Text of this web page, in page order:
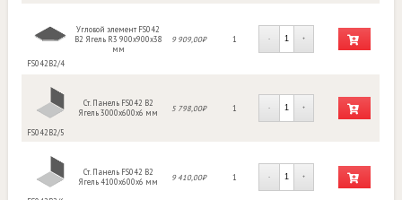
FS042B2/4
Угловой элемент FS042
B2 Ягель R3 900х900х38
мм
9 909,00₽ 1 - +
FS042B2/5
Ст. Панель FS042 B2
Ягель 3000х600х6 мм
5 798,00₽ 1 - +
Ст. Панель FS042 B2
Ягель 4100х600х6 мм
9 410,00₽ 1 - +